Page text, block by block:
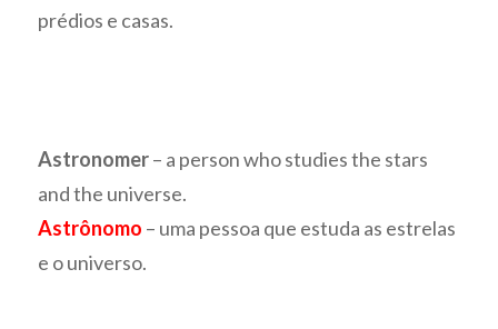
prédios e casas.
Astronomer– a person who studies the stars
and the universe.
Astrônomo – uma pessoa que estuda as estrelas
e o universo.